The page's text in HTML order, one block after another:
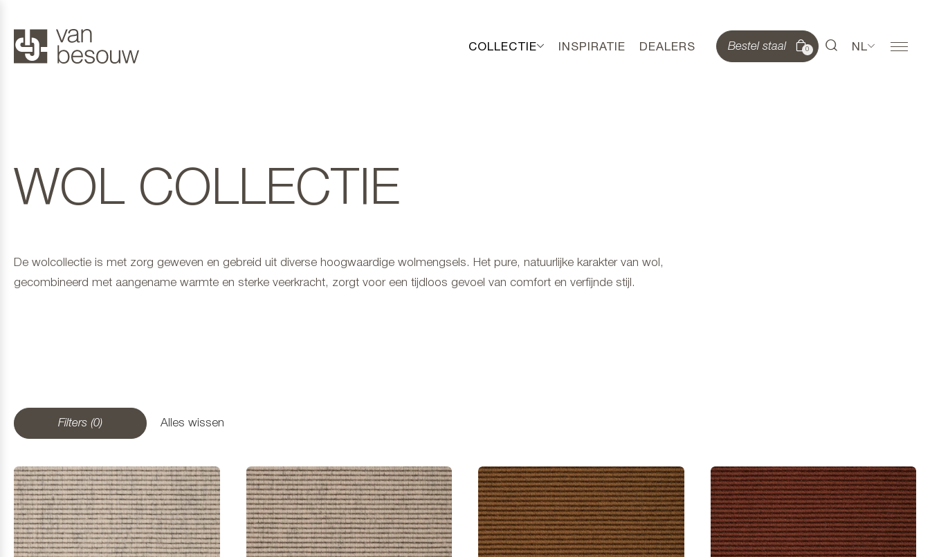
COLLECTIE INSPIRATIE DEALERS Bestel staal 0 NL
WOL COLLECTIE
De wolcollectie is met zorg geweven en gebreid uit diverse hoogwaardige wolmengsels. Het pure, natuurlijke karakter van wol,
gecombineerd met aangename warmte en sterke veerkracht, zorgt voor een tijdloos gevoel van comfort en verfijnde stijl.
Filters (0) Alles wissen